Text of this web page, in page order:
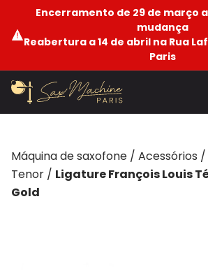
Encerramento de 29 de março
mudança
Reabertura a 14 de abril na Rua
Paris
Máquina de saxofone / Acessórios /
Tenor / Ligature François Louis
Gold